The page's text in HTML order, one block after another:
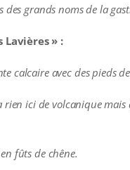
des grands noms de la
Lavières » :
calcaire avec des pieds
rien ici de volcanique
fûts de chêne.